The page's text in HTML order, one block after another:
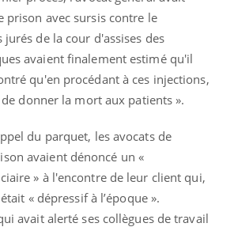
prison avec sursis contre le
jurés de la cour d'assises des
avaient finalement estimé qu'il
qu'en procédant à ces injections,
donner la mort aux patients ».
du parquet, les avocats de
avaient dénoncé un «
» à l'encontre de leur client qui,
« dépressif à l’époque ».
avait alerté ses collègues de travail